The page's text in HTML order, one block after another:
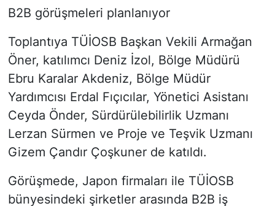
B2B görüşmeleri planlanıyor
Toplantıya TÜİOSB Başkan Vekili Armağan
Öner, katılımcı Deniz İzol, Bölge Müdürü
Ebru Karalar Akdeniz, Bölge Müdür
Yardımcısı Erdal Fıçıcılar, Yönetici Asistanı
Ceyda Önder, Sürdürülebilirlik Uzmanı
Lerzan Sürmen ve Proje ve Teşvik Uzmanı
Gizem Çandır Çoşkuner de katıldı.
Görüşmede, Japon firmaları ile TÜİOSB
bünyesindeki şirketler arasında B2B iş